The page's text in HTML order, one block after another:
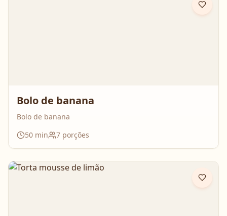
Bolo de banana
Bolo de banana
50 min 7 porções